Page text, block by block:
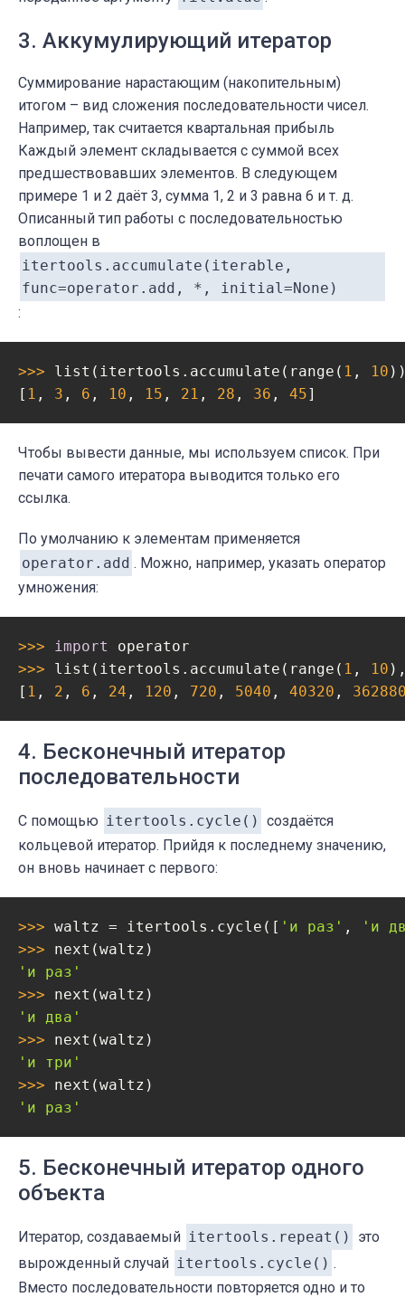
3. Аккумулирующий итератор
Суммирование нарастающим (накопительным)
итогом – вид сложения последовательности чисел.
Например, так считается квартальная прибыль
Каждый элемент складывается с суммой всех
предшествовавших элементов. В следующем
примере 1 и 2 даёт 3, сумма 1, 2 и 3 равна 6 и т. д.
Описанный тип работы с последовательностью
воплощен в
itertools.accumulate(iterable,
func=operator.add, *, initial=None)
:
>>> list(itertools.accumulate(range( 1 , 10
[ 1 , 3 , 6 , 10 , 15 , 21 , 28 , 36 , 45]
Чтобы вывести данные, мы используем список. При
печати самого итератора выводится только его
ссылка.
По умолчанию к элементам применяется
operator.add . Можно, например, указать оператор
умножения:
>>> import
>>> list(itertools.accumulate(range( 1 , 10
[ 1 , 2 , 6 , 24 , 120 , 720 , 5040 , 40320 ,
4. Бесконечный итератор
последовательности
С помощью itertools.cycle() создаётся
кольцевой итератор. Прийдя к последнему значению,
он вновь начинает с первого:
>>> waltz = itertools.cycle([ 'и раз' ,
'и
>>>
'и раз'
>>>
'и два'
>>>
'и три'
>>>
'и раз'
5. Бесконечный итератор одного
объекта
Итератор, создаваемый itertools.repeat()
это
вырожденный случай itertools.cycle() .
Вместо последовательности повторяется одно и то